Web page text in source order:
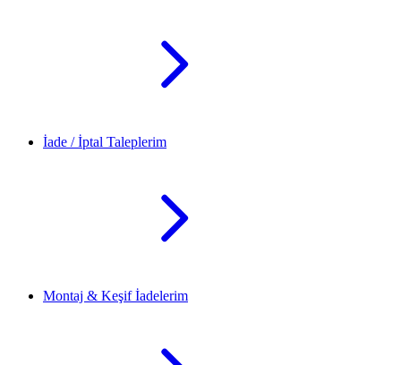
İade / İptal Taleplerim
Montaj & Keşif İadelerim